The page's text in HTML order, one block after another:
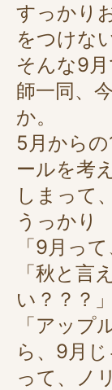
すっかり
をつけな
そんな9
師一同、
か。
5月から
ールを考
しまって、
うっかり
「9月っ
「秋と言
い？？？」
「アップ
ら、9月じ
って、